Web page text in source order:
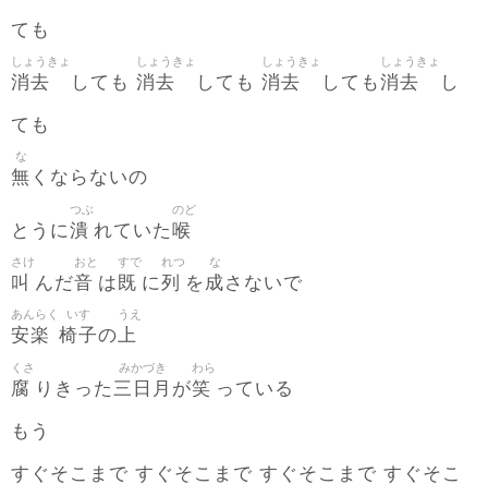
ても
消去
しょうきょ
しても 消去
しょうきょ
しても 消去
しょうきょ
しても消去
しょうきょ
し
ても
無
な
くならないの
とうに潰
つぶ
れていた喉
のど
叫
さけ
んだ音
おと
は 既
すで
に列
れつ
を成
な
さないで
安楽
あんらく
椅子
いす
の上
うえ
腐
くさ
りきった三日月
みかづき
が笑
わら
っている
もう
すぐそこまで すぐそこまで すぐそこまで すぐそこ